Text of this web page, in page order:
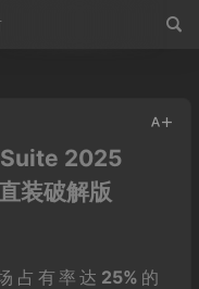
2025
装破解版
占有率达 25% 的